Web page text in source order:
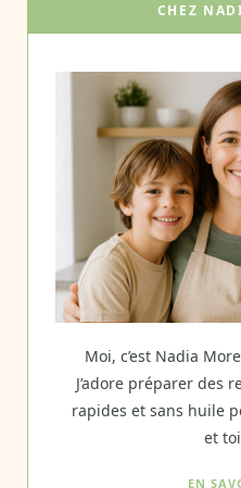
CHEZ
Moi, c’est Nadia
J’adore préparer des
rapides et sans huile
et
EN